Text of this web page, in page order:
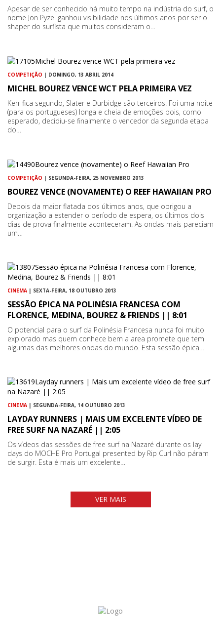
Apesar de ser conhecido há muito tempo na indústria do surf, o
nome Jon Pyzel ganhou visibilidade nos últimos anos por ser o
shaper do surfista que muitos consideram o…
COMPETIÇÃO | DOMINGO, 13 ABRIL 2014
MICHEL BOUREZ VENCE WCT PELA PRIMEIRA VEZ
Kerr fica segundo, Slater e Durbidge são terceiros! Foi uma noite
(para os portugueses) longa e cheia de emoções pois, como
esperado, decidiu-se finalmente o vencedor da segunda etapa
do…
COMPETIÇÃO | SEGUNDA-FEIRA, 25 NOVEMBRO 2013
BOUREZ VENCE (NOVAMENTE) O REEF HAWAIIAN PRO
Depois da maior flatada dos últimos anos, que obrigou a
organização a estender o período de espera, os últimos dois
dias de prova finalmente aconteceram. As ondas mais pareciam
um…
CINEMA | SEXTA-FEIRA, 18 OUTUBRO 2013
SESSÃO ÉPICA NA POLINÉSIA FRANCESA COM
FLORENCE, MEDINA, BOUREZ & FRIENDS || 8:01
O potencial para o surf da Polinésia Francesa nunca foi muito
explorado mas quem conhece bem a area promete que tem
algumas das melhores ondas do mundo. Esta sessão épica…
CINEMA | SEGUNDA-FEIRA, 14 OUTUBRO 2013
LAYDAY RUNNERS | MAIS UM EXCELENTE VÍDEO DE
FREE SURF NA NAZARÉ || 2:05
Os vídeos das sessões de free surf na Nazaré durante os lay
days do MOCHE Pro Portugal presented by Rip Curl não páram
de surgir. Esta é mais um excelente…
VER MAIS